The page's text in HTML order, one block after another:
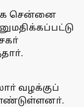
சென்னை
வழக்குப்